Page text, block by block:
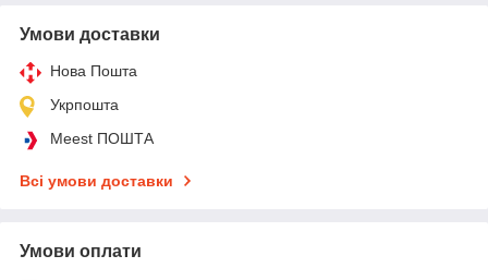
Умови доставки
Нова Пошта
Укрпошта
Meest ПОШТА
Всі умови доставки
Умови оплати